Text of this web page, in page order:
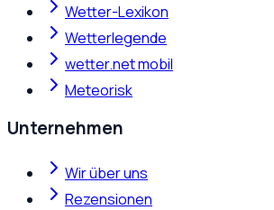
Wetter-Lexikon
Wetterlegende
wetter.net mobil
Meteorisk
Unternehmen
Wir über uns
Rezensionen